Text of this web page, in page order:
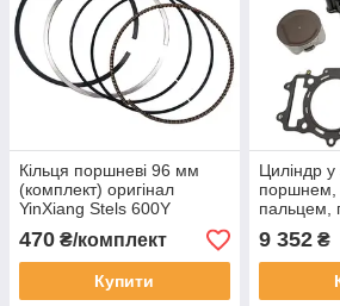
Кільця поршневі 96 мм
(комплект) оригінал
YinXiang Stels 600Y
Leopard 600 ATV Quad
100402-102-0000
LU070892 LU071306
470 ₴/комплект
Купити
Циліндр у
поршнем,
пальцем,
Yinxiang
Leopard
LU065298
9 352₴